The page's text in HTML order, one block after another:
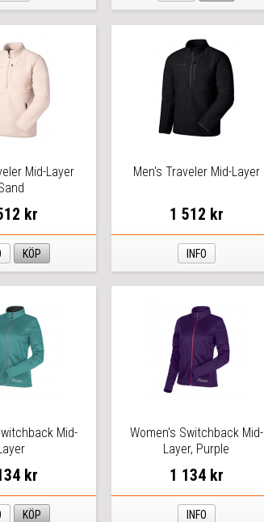
Mid-Layer
kr
KÖP
Men's Traveler Mid-Layer
1 512 kr
INFO
Mid-
kr
KÖP
Women's Switchback Mid-
Layer, Purple
1 134 kr
INFO